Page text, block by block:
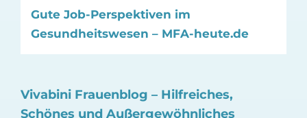
Gute Job-Perspektiven im
Gesundheitswesen – MFA-heute.de
Vivabini Frauenblog – Hilfreiches,
Schönes und Außergewöhnliches